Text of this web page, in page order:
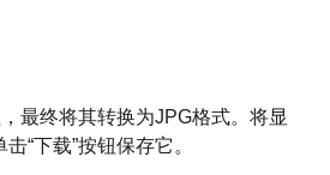
最终将其转换为JPG格式。将显
“下载”按钮保存它。